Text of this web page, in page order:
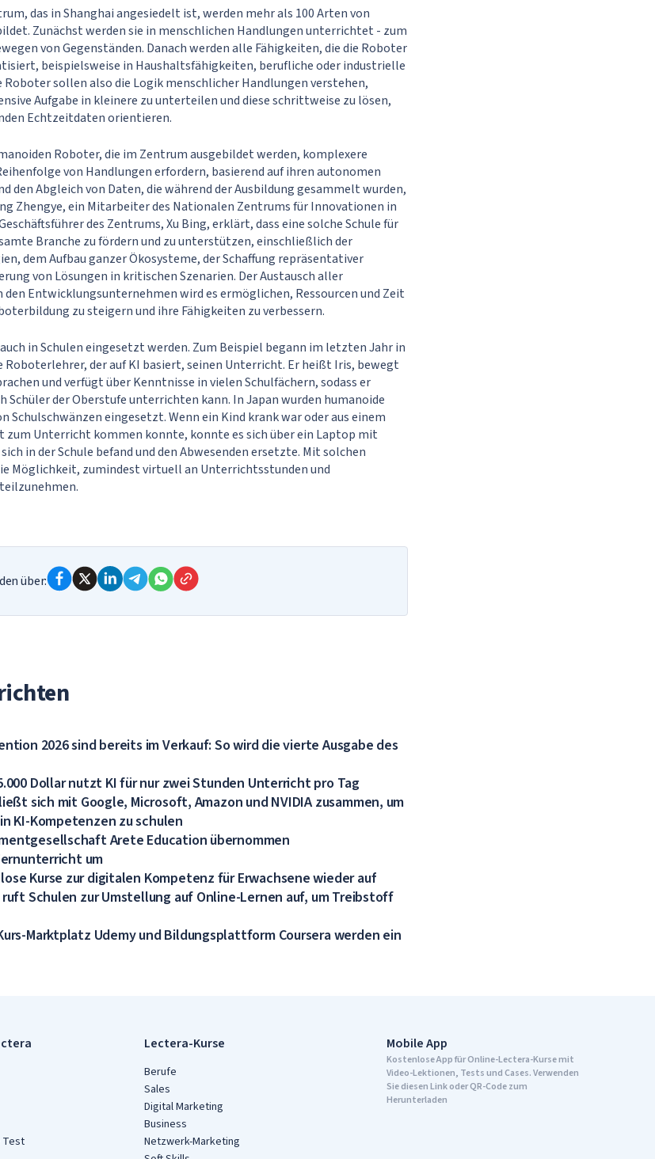
das in Shanghai angesiedelt ist, werden mehr als 100 Arten von
Zunächst werden sie in menschlichen Handlungen unterrichtet - zum
von Gegenständen. Danach werden alle Fähigkeiten, die die Roboter
beispielsweise in Haushaltsfähigkeiten, berufliche oder industrielle
sollen also die Logik menschlicher Handlungen verstehen,
Aufgabe in kleinere zu unterteilen und diese schrittweise zu lösen,
Echtzeitdaten orientieren.
Roboter, die im Zentrum ausgebildet werden, komplexere
von Handlungen erfordern, basierend auf ihren autonomen
den Abgleich von Daten, die während der Ausbildung gesammelt wurden,
Zhengye, ein Mitarbeiter des Nationalen Zentrums für Innovationen in
des Zentrums, Xu Bing, erklärt, dass eine solche Schule für
Branche zu fördern und zu unterstützen, einschließlich der
dem Aufbau ganzer Ökosysteme, der Schaffung repräsentativer
von Lösungen in kritischen Szenarien. Der Austausch aller
Entwicklungsunternehmen wird es ermöglichen, Ressourcen und Zeit
zu steigern und ihre Fähigkeiten zu verbessern.
in Schulen eingesetzt werden. Zum Beispiel begann im letzten Jahr in
Roboterlehrer, der auf KI basiert, seinen Unterricht. Er heißt Iris, bewegt
und verfügt über Kenntnisse in vielen Schulfächern, sodass er
Schüler der Oberstufe unterrichten kann. In Japan wurden humanoide
Schulschwänzen eingesetzt. Wenn ein Kind krank war oder aus einem
zum Unterricht kommen konnte, konnte es sich über ein Laptop mit
in der Schule befand und den Abwesenden ersetzte. Mit solchen
Möglichkeit, zumindest virtuell an Unterrichtsstunden und
über:
2026 sind bereits im Verkauf: So wird die vierte Ausgabe des
Dollar nutzt KI für nur zwei Stunden Unterricht pro Tag
sich mit Google, Microsoft, Amazon und NVIDIA zusammen, um
KI-Kompetenzen zu schulen
Arete Education übernommen
um
Kurse zur digitalen Kompetenz für Erwachsene wieder auf
Schulen zur Umstellung auf Online-Lernen auf, um Treibstoff
Marktplatz Udemy und Bildungsplattform Coursera werden ein
Test
Lectera-Kurse
Berufe
Sales
Digital Marketing
Business
Netzwerk-Marketing
Mobile App
Kostenlose App für Online-Lectera-Kurse mit
Video-Lektionen, Tests und Cases. Verwenden
Sie diesen Link oder QR-Code zum
Herunterladen